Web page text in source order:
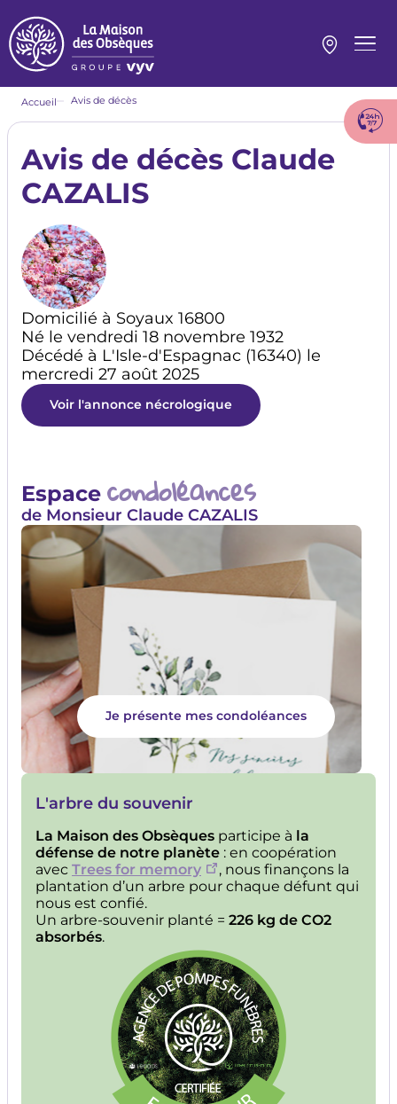
au
contenu
principal
Menu
Fil
Accueil Avis de décès
Avis de décès Claude
CAZALIS
Domicilié à Soyaux 16800
Né le vendredi 18 novembre 1932
Décédé à L'Isle-d'Espagnac (16340) le
mercredi 27 août 2025
Voir l'annonce nécrologique
Espace condoléances
de Monsieur Claude CAZALIS
Je présente mes condoléances
L'arbre du souvenir
La Maison des Obsèques participe à la
défense de notre planète : en coopération
avec Trees for memory
, nous finançons la
plantation d’un arbre pour chaque défunt qui
nous est confié.
Un arbre-souvenir planté = 226 kg de CO2
absorbés.